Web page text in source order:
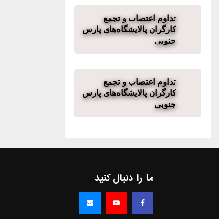
تداوم اعتصاب و تجمع
کارگران پالایشگاه‌های پارس
جنوبی
تداوم اعتصاب و تجمع
کارگران پالایشگاه‌های پارس
جنوبی
ما را دنبال کنید